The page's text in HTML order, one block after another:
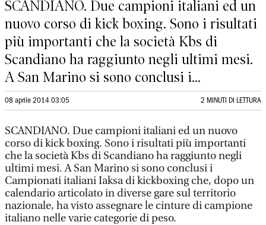
SCANDIANO. Due campioni italiani ed un
nuovo corso di kick boxing. Sono i risultati
più importanti che la società Kbs di
Scandiano ha raggiunto negli ultimi mesi.
A San Marino si sono conclusi i...
08 aprile 2014 03:05 2 MINUTI DI LETTURA
SCANDIANO. Due campioni italiani ed un nuovo
corso di kick boxing. Sono i risultati più importanti
che la società Kbs di Scandiano ha raggiunto negli
ultimi mesi. A San Marino si sono conclusi i
Campionati italiani Iaksa di kickboxing che, dopo un
calendario articolato in diverse gare sul territorio
nazionale, ha visto assegnare le cinture di campione
italiano nelle varie categorie di peso.